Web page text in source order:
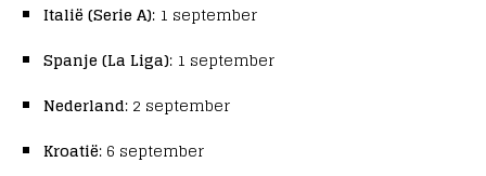
Italië (Serie A): 1 september
Spanje (La Liga): 1 september
Nederland: 2 september
Kroatië: 6 september